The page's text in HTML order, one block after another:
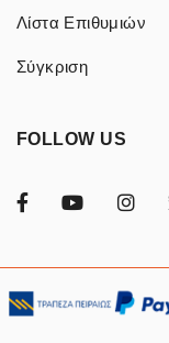
Λίστα Επιθυμιών
Σύγκριση
FOLLOW US